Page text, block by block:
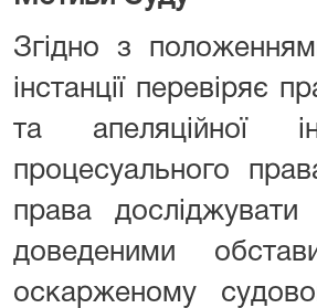
Згідно з
інстанції перевіряє
та апеляційної
процесуального
права
доведеними
оскарженому